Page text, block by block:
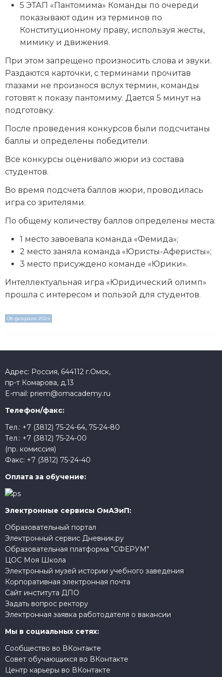
5 ЭТАП «Пантомима» Команды по очереди
показывают один из терминов по
Конституционному праву, используя жесты,
мимику и движения.
При этом запрещено произносить слова и звуки.
Раздаются карточки, с терминами прочитав
глазами не произнося вслух термин, команды
готовят к показу пантомиму. Дается 5 минут на
подготовку.
После проведения конкурсов были подсчитаны
баллы и определены победители.
Все конкурсы оценивало жюри из состава
студентов.
Во время подсчета баллов жюри, проводилась
игра со зрителями.
По общему количеству баллов определены места:
1 место завоевала команда «Фемида»;
2 место заняла команда «Юристы-Аферисты»;
3 место присуждено команде «Юрики».
Интеллектуальная игра «Юридический олимп»
прошла с интересом и пользой для студентов.
08 февраля 2024
Адрес: Россия, 644112 г.Омск,
пр-т Комарова, д.13
E-mail: priem@omacademy.ru
Телефон/факс:
Тел.: +7 (3812) 75-24-64, 75-24-80
Тел.: +7 (3812) 75-24-00
(пр. комиссия)
Факс: +7 (3812) 75-24-40
Оплата за обучение:
Электронные сервисы ОмАЭиП:
Образовательный портал
Электронный сервис Дневник.ру
Образовательная платформа "СФЕРУМ"
ЦОС Моя Школа
Электронный музей истории учебного заведения
Корпоративная электронная почта
Сайт института ДПО
Задать вопрос ректору
Электронная заявка работодателя о вакансии
Мы в социальных сетях:
Сообщество во ВКонтакте
Совет обучающихся во ВКонтакте
Центр карьеры во ВКонтакте